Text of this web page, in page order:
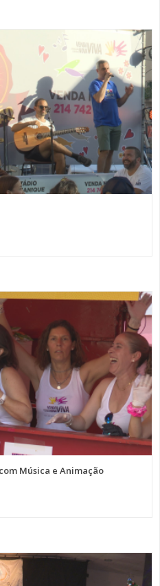
Música e Animação